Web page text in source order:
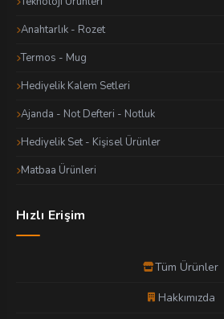
Anahtarlık - Rozet
Termos - Mug
Hediyelik Kalem Setleri
Ajanda - Not Defteri - Notluk
Hediyelik Set - Kişisel Ürünler
Matbaa Ürünleri
Hızlı Erişim
Tüm Ürünler
Hakkımızda